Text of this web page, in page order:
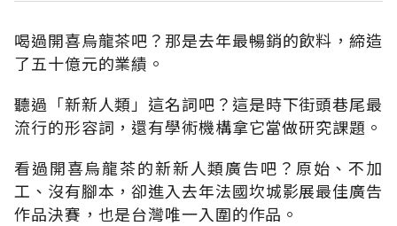
喝過開喜烏龍茶吧？那是去年最暢銷的飲料，締造
了五十億元的業績。
聽過「新新人類」這名詞吧？這是時下街頭巷尾最
流行的形容詞，還有學術機構拿它當做研究課題。
看過開喜烏龍茶的新新人類廣告吧？原始、不加
工、沒有腳本，卻進入去年法國坎城影展最佳廣告
作品決賽，也是台灣唯一入圍的作品。